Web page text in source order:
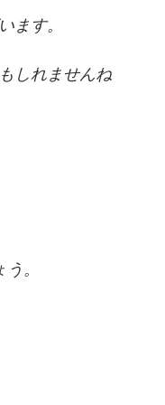
ます。
しれませんね
。